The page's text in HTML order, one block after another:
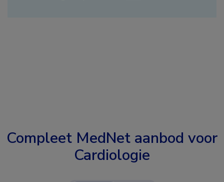
Compleet MedNet aanbod voor
Cardiologie